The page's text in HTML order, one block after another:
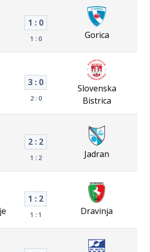
1 : 0
1 : 0 Gorica
3 : 0
2 : 0
Slovenska
Bistrica
2 : 2
1 : 2 Jadran
1 : 2
1 : 1 Dravinja